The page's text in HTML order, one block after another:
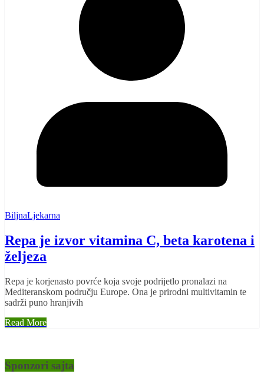
BiljnaLjekarna
Repa je izvor vitamina C, beta karotena i
željeza
Repa je korjenasto povrće koja svoje podrijetlo pronalazi na
Mediteranskom području Europe. Ona je prirodni multivitamin te
sadrži puno hranjivih
Read More
Sponzori sajta